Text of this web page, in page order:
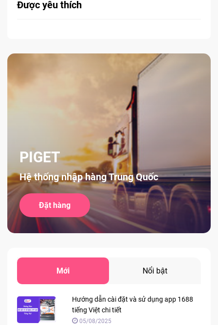
Được yêu thích
PIGET
Hệ thống nhập hàng Trung Quốc
Đặt hàng
Mới Nổi bật
Hướng dẫn cài đặt và sử dụng app 1688
tiếng Việt chi tiết
05/08/2025